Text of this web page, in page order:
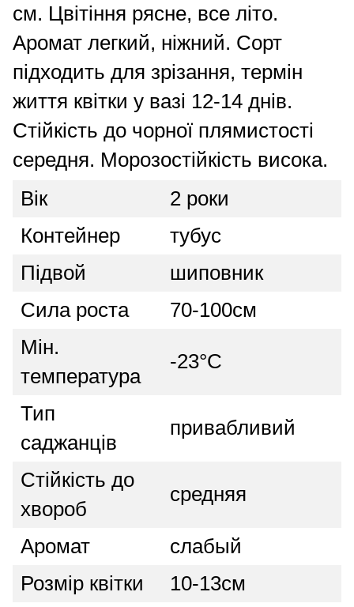
см. Цвітіння рясне, все літо.
Аромат легкий, ніжний. Сорт
підходить для зрізання, термін
життя квітки у вазі 12-14 днів.
Стійкість до чорної плямистості
середня. Морозостійкість висока.
Вік
2 роки
Контейнер
тубус
Підвой
шиповник
Сила роста
70-100см
Мін.
температура
-23°C
Тип
саджанців
привабливий
Стійкість до
хвороб
средняя
Аромат
слабый
Розмір квітки
10-13см